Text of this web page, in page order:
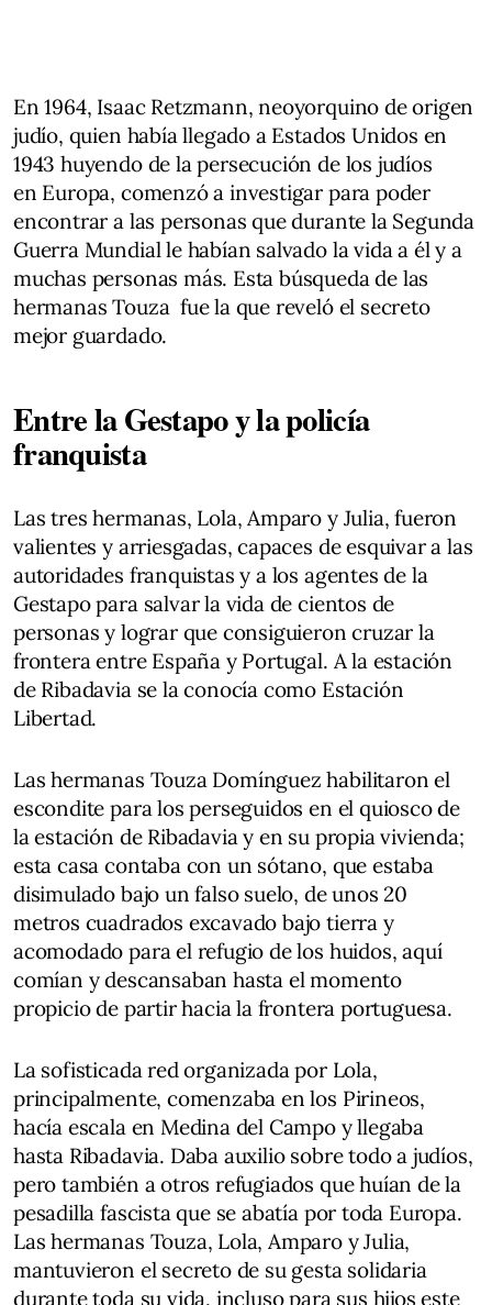
En 1964, Isaac Retzmann, neoyorquino de origen
judío, quien había llegado a Estados Unidos en
1943 huyendo de la persecución de los judíos
en Europa, comenzó a investigar para poder
encontrar a las personas que durante la Segunda
Guerra Mundial le habían salvado la vida a él y a
muchas personas más. Esta búsqueda de las
hermanas Touza fue la que reveló el secreto
mejor guardado.
Entre la Gestapo y la policía
franquista
Las tres hermanas, Lola, Amparo y Julia, fueron
valientes y arriesgadas, capaces de esquivar a las
autoridades franquistas y a los agentes de la
Gestapo para salvar la vida de cientos de
personas y lograr que consiguieron cruzar la
frontera entre España y Portugal. A la estación
de Ribadavia se la conocía como Estación
Libertad.
Las hermanas Touza Domínguez habilitaron el
escondite para los perseguidos en el quiosco de
la estación de Ribadavia y en su propia vivienda;
esta casa contaba con un sótano, que estaba
disimulado bajo un falso suelo, de unos 20
metros cuadrados excavado bajo tierra y
acomodado para el refugio de los huidos, aquí
comían y descansaban hasta el momento
propicio de partir hacia la frontera portuguesa.
La sofisticada red organizada por Lola,
principalmente, comenzaba en los Pirineos,
hacía escala en Medina del Campo y llegaba
hasta Ribadavia. Daba auxilio sobre todo a judíos,
pero también a otros refugiados que huían de la
pesadilla fascista que se abatía por toda Europa.
Las hermanas Touza, Lola, Amparo y Julia,
mantuvieron el secreto de su gesta solidaria
durante toda su vida, incluso para sus hijos este